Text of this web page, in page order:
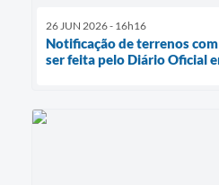
26 JUN 2026 - 16h16
Notificação de terrenos
ser feita pelo Diário Oficial